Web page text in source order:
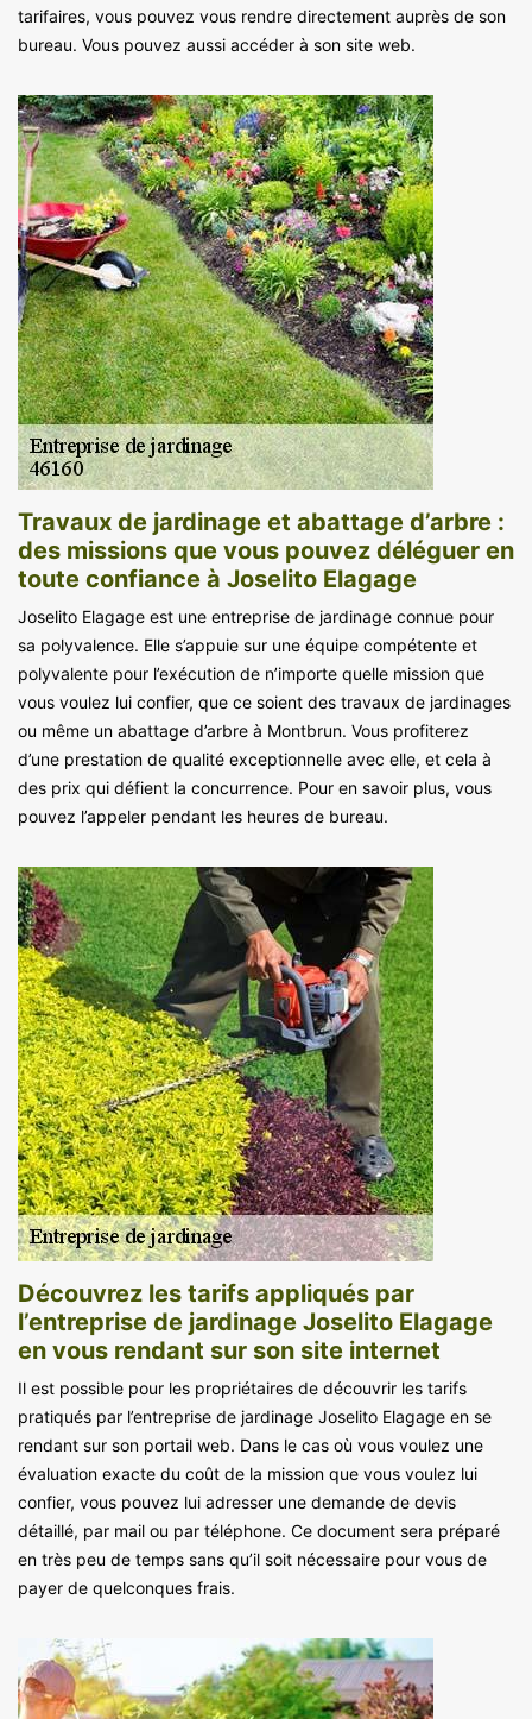
tarifaires, vous pouvez vous rendre directement auprès de son
bureau. Vous pouvez aussi accéder à son site web.
Travaux de jardinage et abattage d’arbre :
des missions que vous pouvez déléguer en
toute confiance à Joselito Elagage
Joselito Elagage est une entreprise de jardinage connue pour
sa polyvalence. Elle s’appuie sur une équipe compétente et
polyvalente pour l’exécution de n’importe quelle mission que
vous voulez lui confier, que ce soient des travaux de jardinages
ou même un abattage d’arbre à Montbrun. Vous profiterez
d’une prestation de qualité exceptionnelle avec elle, et cela à
des prix qui défient la concurrence. Pour en savoir plus, vous
pouvez l’appeler pendant les heures de bureau.
Découvrez les tarifs appliqués par
l’entreprise de jardinage Joselito Elagage
en vous rendant sur son site internet
Il est possible pour les propriétaires de découvrir les tarifs
pratiqués par l’entreprise de jardinage Joselito Elagage en se
rendant sur son portail web. Dans le cas où vous voulez une
évaluation exacte du coût de la mission que vous voulez lui
confier, vous pouvez lui adresser une demande de devis
détaillé, par mail ou par téléphone. Ce document sera préparé
en très peu de temps sans qu’il soit nécessaire pour vous de
payer de quelconques frais.